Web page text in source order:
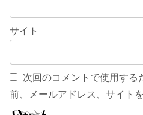
サイト
次回のコメントで使用する
前、メールアドレス、サイト